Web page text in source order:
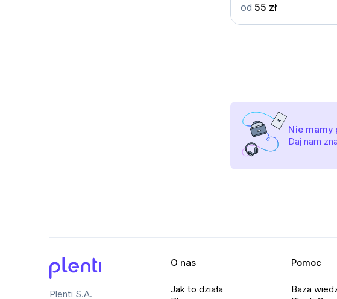
od 55 zł
Nie mamy
Daj nam
Plenti S.A.
O nas
Jak to działa
Pomoc
Baza